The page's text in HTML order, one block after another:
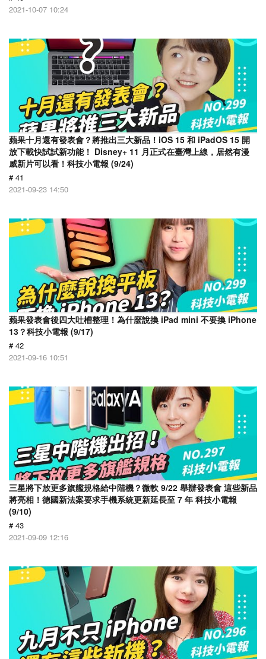
2021-10-07 10:24
蘋果十月還有發表會？將推出三大新品！iOS 15 和 iPadOS 15 開
放下載快試試新功能！ Disney+ 11 月正式在臺灣上線，居然有漫
威新片可以看！科技小電報 (9/24)
# 41
2021-09-23 14:50
蘋果發表會後四大吐槽整理！為什麼說換 iPad mini 不要換 iPhone
13？科技小電報 (9/17)
# 42
2021-09-16 10:51
三星將下放更多旗艦規格給中階機？微軟 9/22 舉辦發表會 這些新品
將亮相！德國新法案要求手機系統更新延長至 7 年 科技小電報
(9/10)
# 43
2021-09-09 12:16